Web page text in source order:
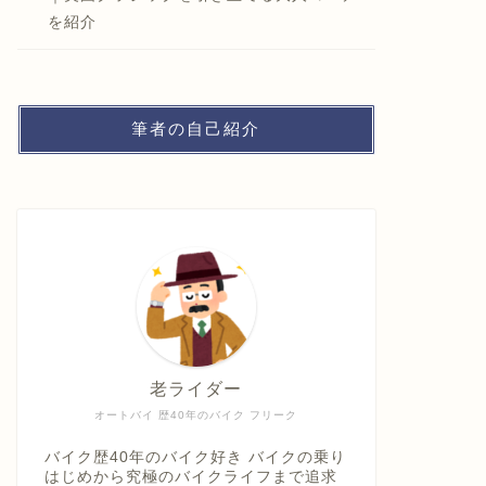
を紹介
筆者の自己紹介
オートバイ 歴40年のバイク フリーク
老ライダー
バイク歴40年のバイク好き バイクの乗り
はじめから究極のバイクライフまで追求